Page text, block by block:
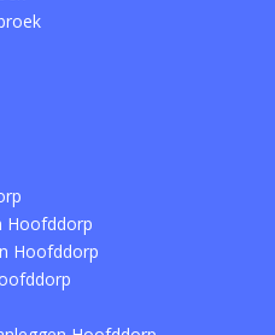
Hoofddorp
Hoofddorp